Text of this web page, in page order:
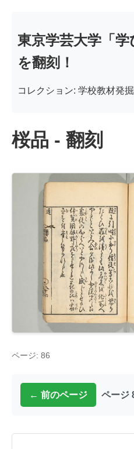
東京学芸大学「学
を翻刻！
コレクション: 学校教材発
桜品 - 翻刻
ページ: 86
← 前のページ ページ